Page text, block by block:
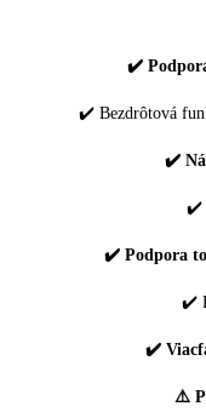
✔️
✔️ Bezdrôtová
✔️
✔️
✔️ Podpora
✔️
✔️
⚠️